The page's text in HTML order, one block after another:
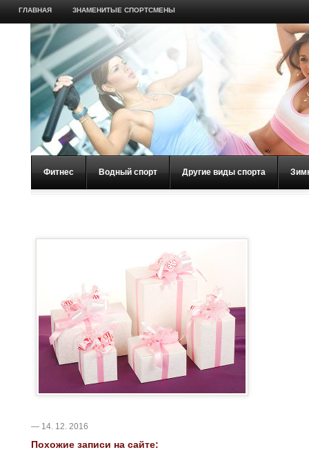
ГЛАВНАЯ ЗНАМЕНИТЫЕ СПОРТСМЕНЫ
Фитнес Водный спорт Другие виды спорта
— 14. 12. 2016
Похожие записи на сайте: